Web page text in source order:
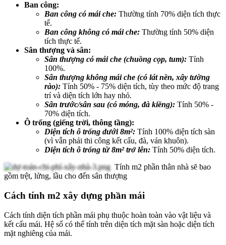
Ban công:
Ban công có mái che: Thường tính 70% diện tích thực
tế.
Ban công không có mái che: Thường tính 50% diện
tích thực tế.
Sân thượng và sân:
Sân thượng có mái che (chuồng cọp, tum): Tính
100%.
Sân thượng không mái che (có lát nền, xây tường
rào): Tính 50% - 75% diện tích, tùy theo mức độ trang
trí và diện tích lớn hay nhỏ.
Sân trước/sân sau (có móng, đà kiềng): Tính 50% -
70% diện tích.
Ô trống (giếng trời, thông tầng):
Diện tích ô trống dưới 8m²: Tính 100% diện tích sàn
(vì vẫn phải thi công kết cấu, đà, ván khuôn).
Diện tích ô trống từ 8m² trở lên: Tính 50% diện tích.
Tính m2 phần thân nhà sẽ bao
gồm trệt, lửng, lầu cho đến sân thượng
Cách tính m2 xây dựng phần mái
Cách tính diện tích phần mái phụ thuộc hoàn toàn vào vật liệu và
kết cấu mái. Hệ số có thể tính trên diện tích mặt sàn hoặc diện tích
mặt nghiêng của mái.